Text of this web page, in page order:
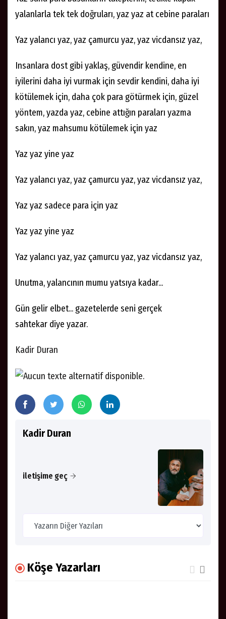
yalanlarla tek tek doğruları, yaz yaz at cebine paraları
Yaz yalancı yaz, yaz çamurcu yaz, yaz vicdansız yaz,
Insanlara dost gibi yaklaş, güvendir kendine, en
iyilerini daha iyi vurmak için sevdir kendini, daha iyi
kötülemek için, daha çok para götürmek için, güzel
yöntem, yazda yaz, cebine attığın paraları yazma
sakın, yaz mahsumu kötülemek için yaz
Yaz yaz yine yaz
Yaz yalancı yaz, yaz çamurcu yaz, yaz vicdansız yaz,
Yaz yaz sadece para için yaz
Yaz yaz yine yaz
Yaz yalancı yaz, yaz çamurcu yaz, yaz vicdansız yaz,
Unutma, yalancının mumu yatsıya kadar...
Gün gelir elbet... gazetelerde seni gerçek
sahtekar diye yazar.
Kadir Duran
Kadir Duran
iletişime geç
Köşe Yazarları